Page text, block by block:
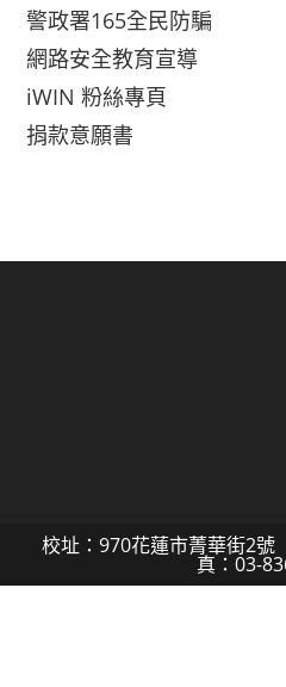
警政署165全民防騙
網路安全教育宣導
iWIN 粉絲專頁
捐款意願書
校址：970花蓮市菁華街2
真：03-